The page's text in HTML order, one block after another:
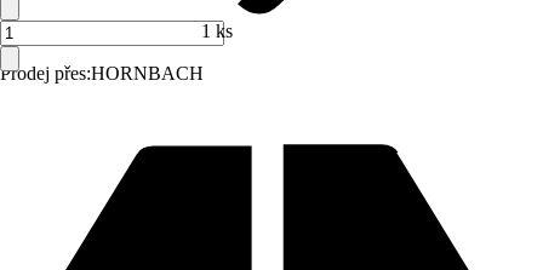
Prodej přes:HORNBACH
1 ks